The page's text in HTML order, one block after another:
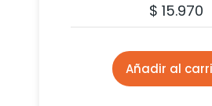
$ 15.970
Añadir al